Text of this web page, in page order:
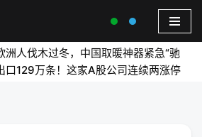
洲人伐木过冬，中国取暖神器紧急“驰
口129万条！这家A股公司连续两涨停